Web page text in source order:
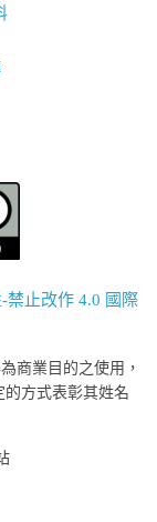
禁止改作 4.0 國際
商業目的之使用，
方式表彰其姓名